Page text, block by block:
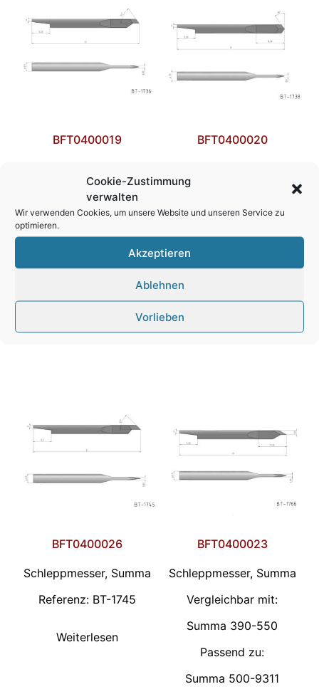
Cookie-Zustimmung
verwalten
Wir verwenden Cookies, um unsere Website und unseren Service zu
optimieren.
Akzeptieren
Ablehnen
Vorlieben
BFT0400019
Vergleichbar mit:
Summa 390-534
Referenz: BT-1736
BFT0400020
Referenz: BT-1738
BFT0400026
Schleppmesser, Summa
Referenz: BT-1745
Weiterlesen
BFT0400023
Schleppmesser, Summa
Vergleichbar mit:
Summa 390-550
Passend zu:
Summa 500-9311